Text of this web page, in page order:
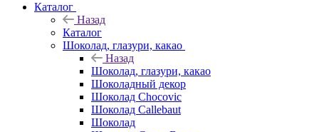
Каталог
Назад
Каталог
Шоколад, глазури, какао
Назад
Шоколад, глазури, какао
Шоколадный декор
Шоколад Chocovic
Шоколад Callebaut
Шоколад